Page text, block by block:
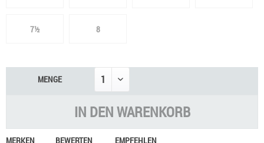
7½ 8
MENGE
IN DENWARENKORB
MERKEN BEWERTEN EMPFEHLEN